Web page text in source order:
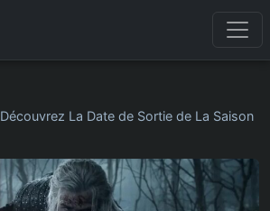
Découvrez La Date de Sortie de La Saison